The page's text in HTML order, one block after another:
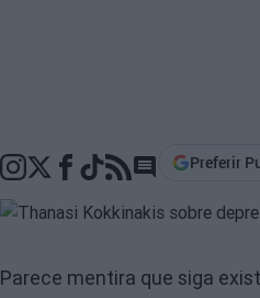
Go to comments
Preferir
Parece mentira que siga